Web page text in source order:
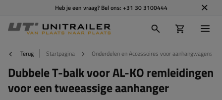
Heb je een vraag? Bel ons: +31 30 3100444
Terug Startpagina Onderdelen en Accessoires voor aanhangwagens
Dubbele T-balk voor AL-KO remleidingen
voor een tweeassige aanhanger